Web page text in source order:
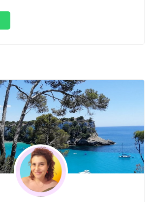
y harmonía y, probablemente,
que haya sido descubierta justo